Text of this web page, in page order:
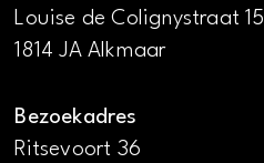
Louise de Colignystraat 15
1814 JA Alkmaar
Bezoekadres
Ritsevoort 36